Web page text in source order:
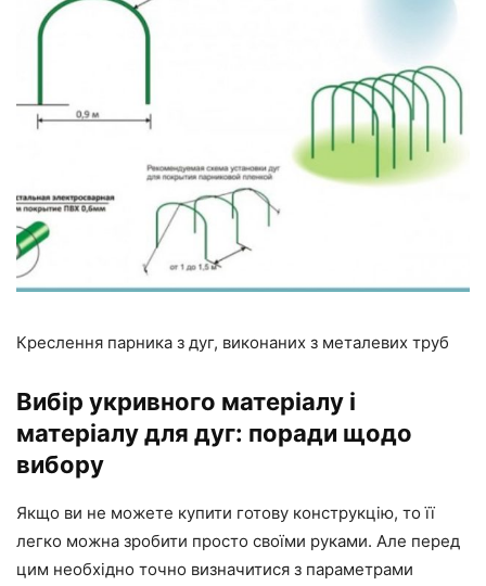
Креслення парника з дуг, виконаних з металевих труб
Вибір укривного матеріалу і
матеріалу для дуг: поради щодо
вибору
Якщо ви не можете купити готову конструкцію, то її
легко можна зробити просто своїми руками. Але перед
цим необхідно точно визначитися з параметрами